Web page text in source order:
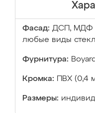
Фасад: ДСП, МДФ
любые виды
Фурнитура:
Кромка: ПВХ (0,4
Размеры: